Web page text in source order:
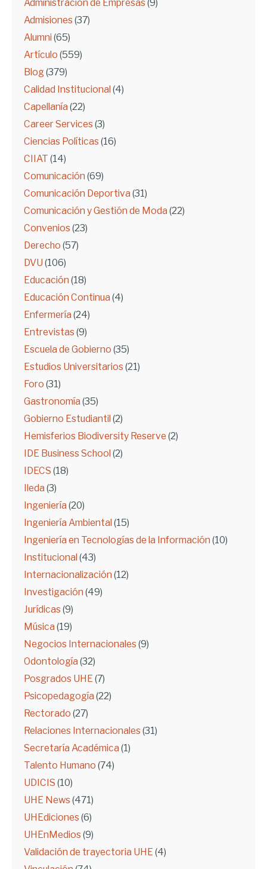
Administración de Empresas (9)
Admisiones (37)
Alumni (65)
Artículo (559)
Blog(379)
Calidad Institucional (4)
Capellanía (22)
Career Services (3)
Ciencias Políticas (16)
CIIAT (14)
Comunicación (69)
Comunicación Deportiva (31)
Comunicación y Gestión de Moda (22)
Convenios (23)
Derecho (57)
DVU (106)
Educación (18)
Educación Continua (4)
Enfermería (24)
Entrevistas (9)
Escuela de Gobierno (35)
Estudios Universitarios (21)
Foro (31)
Gastronomía (35)
Gobierno Estudiantil (2)
Hemisferios Biodiversity Reserve (2)
IDE Business School (2)
IDECS (18)
Ileda (3)
Ingeniería (20)
Ingeniería Ambiental (15)
Ingeniería en Tecnologías de la Información (10)
Institucional (43)
Internacionalización (12)
Investigación (49)
Jurídicas (9)
Música (19)
Negocios Internacionales (9)
Odontología (32)
Posgrados UHE (7)
Psicopedagogía (22)
Rectorado (27)
Relaciones Internacionales (31)
Secretaría Académica (1)
Talento Humano (74)
UDICIS (10)
UHE News (471)
UHEdiciones (6)
UHEnMedios (9)
Validación de trayectoria UHE (4)